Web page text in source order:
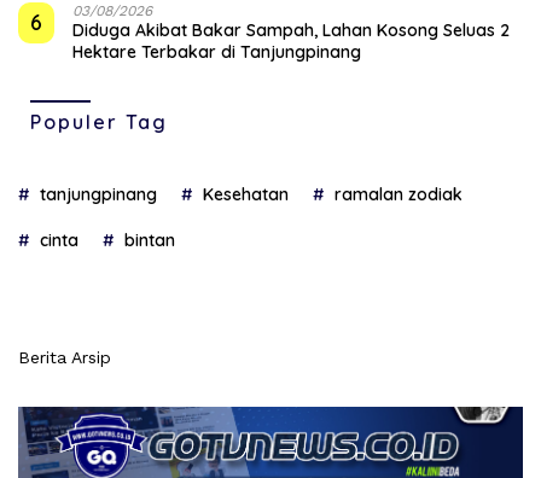
6 03/08/2026
Diduga Akibat Bakar Sampah, Lahan Kosong Seluas 2
Hektare Terbakar di Tanjungpinang
Populer Tag
tanjungpinang Kesehatan ramalan zodiak
cinta bintan
Berita Arsip